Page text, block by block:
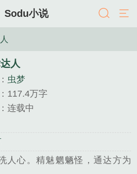
Sodu小说
人
虫梦
117.4万字
连载中
人心。精魅魍魉怪，通达方为